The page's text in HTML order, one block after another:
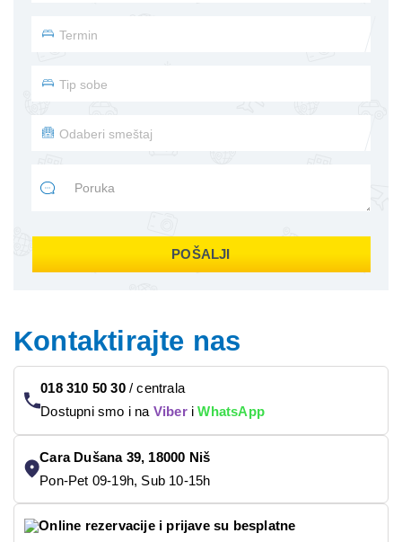
POŠALJI
Kontaktirajte nas
018 310 50 30/centrala
Dostupni smo i na ViberiWhatsApp
Cara Dušana 39, 18000 Niš
Pon-Pet 09-19h, Sub 10-15h
Online rezervacije i prijave su besplatne